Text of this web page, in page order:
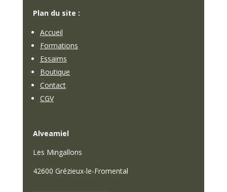
Plan du site :
Accueil
Formations
Essaims
Boutique
Contact
CGV
Alveamiel
Les Mingallons
42600 Grézieux-le-Fromental